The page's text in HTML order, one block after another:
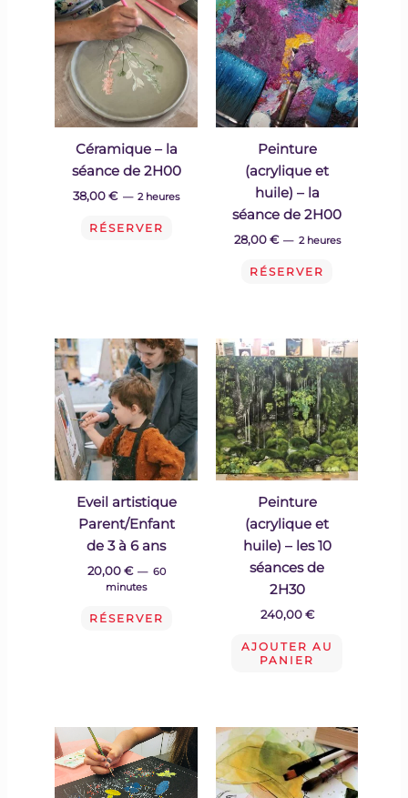
Céramique – la
séance de 2H00
38,00€ 2 heures
RÉSERVER
Peinture
(acrylique et
huile) – la
séance de 2H00
28,00€ 2 heures
RÉSERVER
Eveil artistique
Parent/Enfant
de 3 à 6 ans
20,00€
60
minutes
RÉSERVER
Peinture
(acrylique et
huile) – les 10
séances de
2H30
240,00€
AJOUTER AU
PANIER